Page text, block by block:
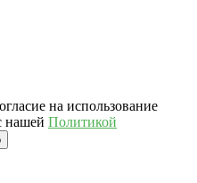
на использование
нашей Политикой